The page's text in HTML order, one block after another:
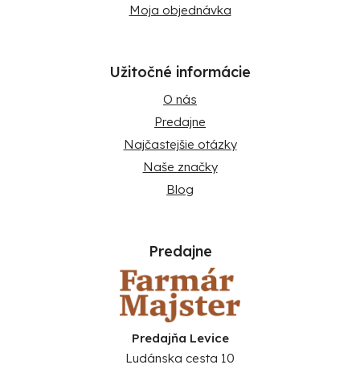
Moja objednávka
Užitočné informácie
O nás
Predajne
Najčastejšie otázky
Naše značky
Blog
Predajne
Predajňa Levice
Ludánska cesta 10